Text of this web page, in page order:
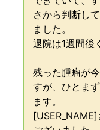
さから判断し
ました。
退院は1週間後
残った腫瘤が
すが、ひとま
ます。